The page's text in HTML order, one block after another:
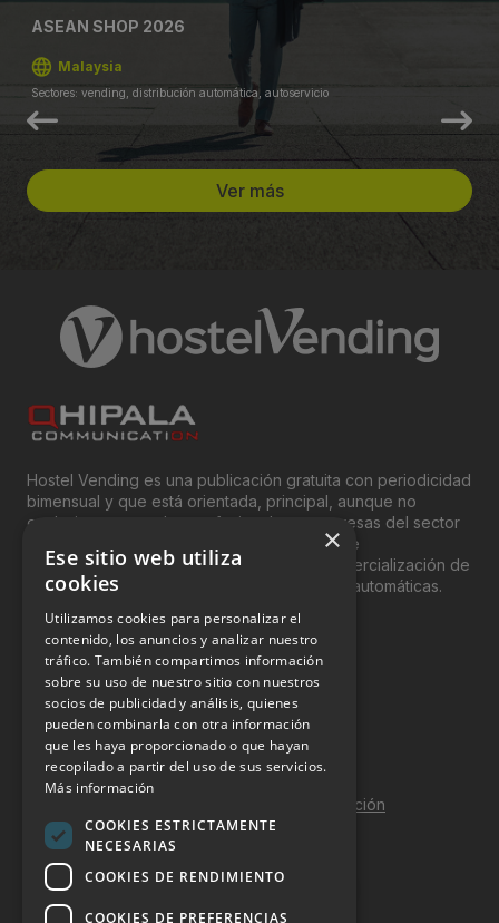
ASEAN SHOP 2026
Malaysia
Sectores: vending, distribución automática, autoservicio
Ver más
Hostel Vending es una publicación gratuita con periodicidad
bimensual y que está orientada, principal, aunque no
exclusivamente, a los profesionales y empresas del sector
del “Vending”; nombre con el que se conoce
genéricamente entre profesionales a la comercialización de
productos y servicios a través de máquinas automáticas.
INFORMACIÓN LEGAL
Aviso Legal
Política de Privacidad
Política de Cookies
Política de calidad y seguridad de la información
Contacto
×
Ese sitio web utiliza
cookies
Utilizamos cookies para personalizar el
contenido, los anuncios y analizar nuestro
tráfico. También compartimos información
sobre su uso de nuestro sitio con nuestros
socios de publicidad y análisis, quienes
pueden combinarla con otra información
que les haya proporcionado o que hayan
recopilado a partir del uso de sus servicios.
Más información
COOKIES ESTRICTAMENTE
NECESARIAS
COOKIES DE RENDIMIENTO
COOKIES DE PREFERENCIAS